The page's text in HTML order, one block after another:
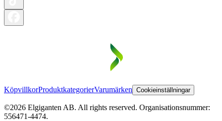
KöpvillkorProduktkategorierVarumärken Cookieinställningar
©2026 Elgiganten AB. All rights reserved. Organisationsnummer:
556471-4474.